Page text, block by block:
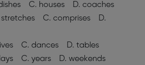
C. houses D. coaches
stretches C. comprises D.
C. dances D. tables
C. years D. weekends